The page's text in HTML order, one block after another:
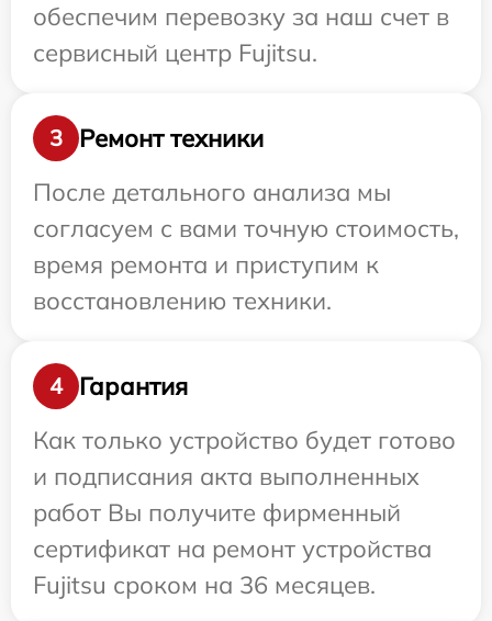
обеспечим перевозку за наш счет в
сервисный центр Fujitsu.
3
Ремонт техники
После детального анализа мы
согласуем с вами точную стоимость,
время ремонта и приступим к
восстановлению техники.
4
Гарантия
Как только устройство будет готово
и подписания акта выполненных
работ Вы получите фирменный
сертификат на ремонт устройства
Fujitsu сроком на 36 месяцев.